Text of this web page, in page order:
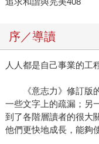
序／導讀
人人都是自己事業的工
《意志力》修訂版的
一些文字上的疏漏；另
到了各階層讀者的很大
他們更快地成長，能夠